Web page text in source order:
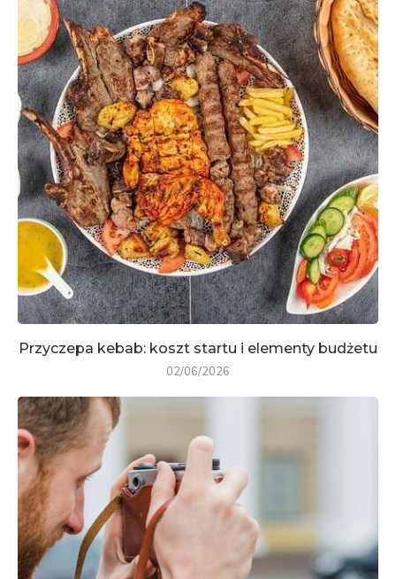
Przyczepa kebab: koszt startu i elementy budżetu
02/06/2026